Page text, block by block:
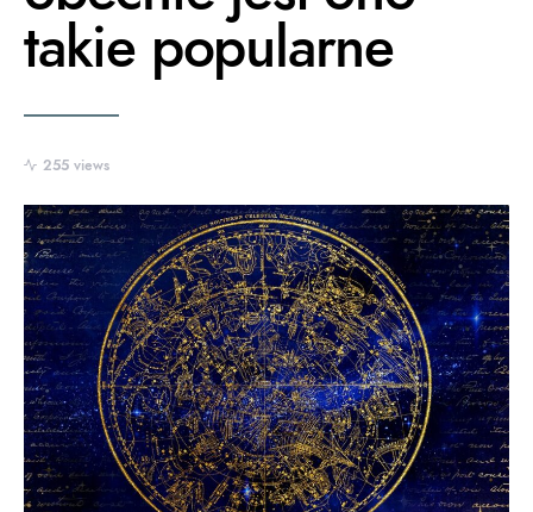
takie popularne
255 views